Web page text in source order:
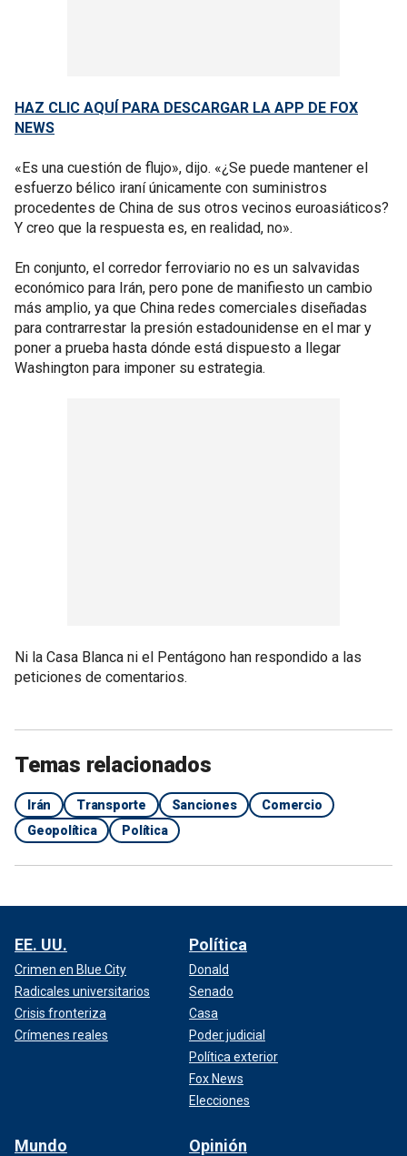
HAZ CLIC AQUÍ PARA DESCARGAR LA APP DE FOX
NEWS
«Es una cuestión de flujo», dijo. «¿Se puede mantener el
esfuerzo bélico iraní únicamente con suministros
procedentes de China de sus otros vecinos euroasiáticos?
Y creo que la respuesta es, en realidad, no».
En conjunto, el corredor ferroviario no es un salvavidas
económico para Irán, pero pone de manifiesto un cambio
más amplio, ya que China redes comerciales diseñadas
para contrarrestar la presión estadounidense en el mar y
poner a prueba hasta dónde está dispuesto a llegar
Washington para imponer su estrategia.
Ni la Casa Blanca ni el Pentágono han respondido a las
peticiones de comentarios.
Temas relacionados
Irán Transporte Sanciones
Comercio
Geopolítica
Política
EE. UU.
Crimen en Blue City
Radicales universitarios
Crisis fronteriza
Crímenes reales
Política
Donald
Senado
Casa
Poder judicial
Política exterior
Fox News
Elecciones
Mundo Opinión